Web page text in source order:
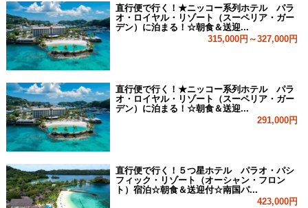
直行便で行く！★ニッコー系列ホテル パラ
オ・ロイヤル・リゾート（スーペリア・ガー
デン）に泊まる！☆朝食＆送迎...
315,000円～327,000円
直行便で行く！★ニッコー系列ホテル パラ
オ・ロイヤル・リゾート（スーペリア・ガー
デン）に泊まる！☆朝食＆送迎...
291,000円
直行便で行く！５つ星ホテル パラオ・パシ
フィック・リゾート（オーシャン・フロン
ト）宿泊☆朝食＆送迎付☆南国パ...
423,000円